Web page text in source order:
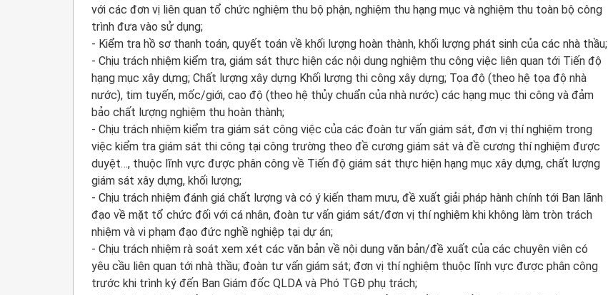
với các đơn vị liên quan tổ chức nghiệm thu bộ phận, nghiệm thu hạng mục và nghiệm thu toàn bộ công
trình đưa vào sử dụng;
- Kiểm tra hồ sơ thanh toán, quyết toán về khối lượng hoàn thành, khối lượng phát sinh của các nhà thầu;
- Chịu trách nhiệm kiểm tra, giám sát thực hiện các nội dung nghiệm thu công việc liên quan tới Tiến độ
hạng mục xây dựng; Chất lượng xây dựng Khối lượng thi công xây dựng; Tọa độ (theo hệ tọa độ nhà
nước), tim tuyến, mốc/giới, cao độ (theo hệ thủy chuẩn của nhà nước) các hạng mục thi công và đảm
bảo chất lượng nghiệm thu hoàn thành;
- Chịu trách nhiệm kiểm tra giám sát công việc của các đoàn tư vấn giám sát, đơn vị thí nghiệm trong
việc kiểm tra giám sát thi công tại công trường theo đề cương giám sát và đề cương thí nghiệm được
duyệt…, thuộc lĩnh vực được phân công về Tiến độ giám sát thực hiện hạng mục xây dựng, chất lượng
giám sát xây dựng, khối lượng;
- Chịu trách nhiệm đánh giá chất lượng và có ý kiến tham mưu, đề xuất giải pháp hành chính tới Ban lãnh
đạo về mặt tổ chức đối với cá nhân, đoàn tư vấn giám sát/đơn vị thí nghiệm khi không làm tròn trách
nhiệm và vi phạm đạo đức nghề nghiệp tại dự án;
- Chịu trách nhiệm rà soát xem xét các văn bản về nội dung văn bản/đề xuất của các chuyên viên có
yêu cầu liên quan tới nhà thầu; đoàn tư vấn giám sát; đơn vị thí nghiệm thuộc lĩnh vực được phân công
trước khi trình ký đến Ban Giám đốc QLDA và Phó TGĐ phụ trách;